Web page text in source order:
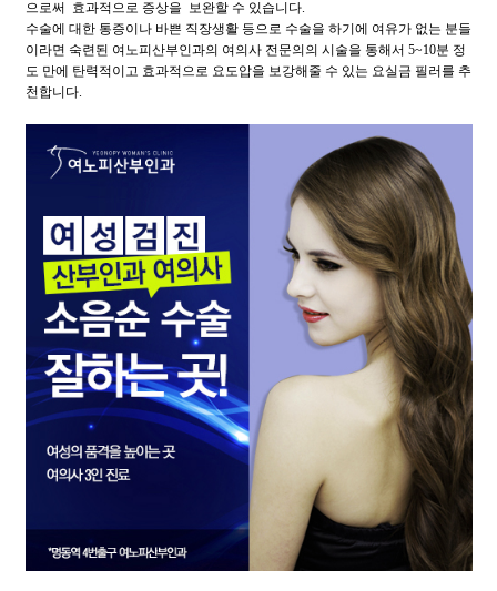
으로써 효과적으로 증상을 보완할 수 있습니다.
수술에 대한 통증이나 바쁜 직장생활 등으로 수술을 하기에 여유가 없는 분들
이라면 숙련된 여노피산부인과의 여의사 전문의의 시술을 통해서 5~10분 정
도 만에 탄력적이고 효과적으로 요도압을 보강해줄 수 있는 요실금 필러를 추
천합니다.